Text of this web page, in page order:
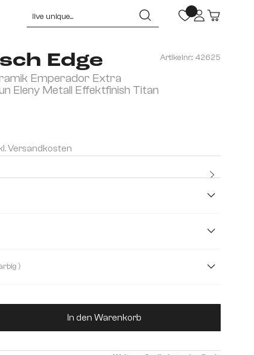
Edge
Emperador Extra
Eleny Metall Effektfinish Titan
Artikelnr.: 42625
Versandkosten
( Titanfarbig )
Anzahl: Gib den gewünschten Wert
In den Warenkorb